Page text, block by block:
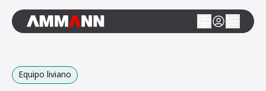
Equipo liviano